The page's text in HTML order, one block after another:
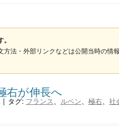
方法・外部リンクなどは公開当時の情
右が伸長へ
| タグ: フランス ルペン 極右 社